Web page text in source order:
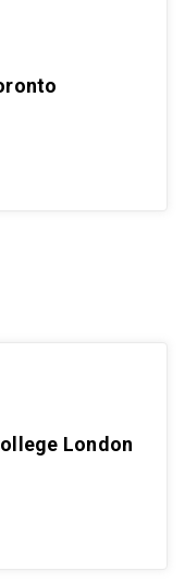
London